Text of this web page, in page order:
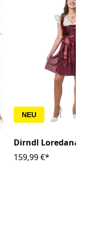
NEU
Dirndl Loredana
159,99 €*